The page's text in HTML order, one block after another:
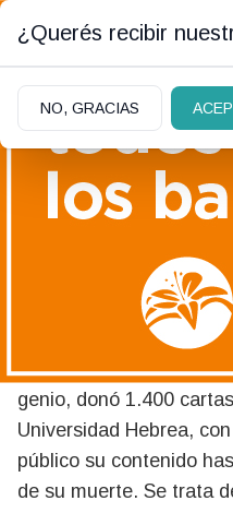
“El amor”:
Einstein a su
A finales de los años
genio, donó 1.400
Universidad Hebrea,
público su contenido
de su muerte. Se trata
¿Querés recibir
NO, GRACIAS